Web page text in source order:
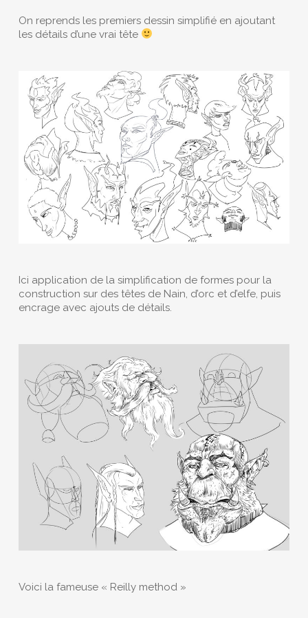
On reprends les premiers dessin simplifié en ajoutant
les détails d’une vrai tête
Ici application de la simplification de formes pour la
construction sur des têtes de Nain, d’orc et d’elfe, puis
encrage avec ajouts de détails.
Voici la fameuse « Reilly method »